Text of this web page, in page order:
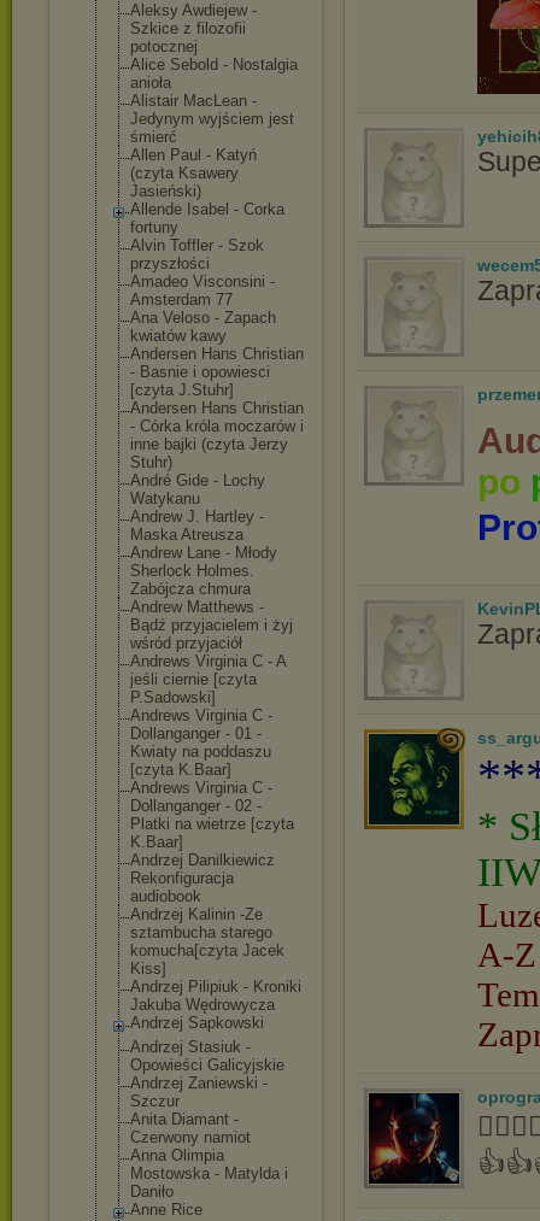
Aleksy Awdiejew -
Szkice z filozofii
potocznej
Alice Sebold - Nostalgia
anioła
Alistair MacLean -
Jedynym wyjściem jest
śmierć
Allen Paul - Katyń
(czyta Ksawery
Jasieński)
Allende Isabel - Corka
fortuny
Alvin Toffler - Szok
przyszłości
Amadeo Visconsini -
Amsterdam 77
Ana Veloso - Zapach
kwiatów kawy
Andersen Hans Christian
- Basnie i opowiesci
[czyta J.Stuhr]
Andersen Hans Christian
- Córka króla moczarów i
inne bajki (czyta Jerzy
Stuhr)
André Gide - Lochy
Watykanu
Andrew J. Hartley -
Maska Atreusza
Andrew Lane - Młody
Sherlock Holmes.
Zabójcza chmura
Andrew Matthews -
Bądź przyjacielem i żyj
wśród przyjaciół
Andrews Virginia C - A
jeśli ciernie [czyta
P.Sadowski]
Andrews Virginia C -
Dollanganger - 01 -
Kwiaty na poddaszu
[czyta K.Baar]
Andrews Virginia C -
Dollanganger - 02 -
Platki na wietrze [czyta
K.Baar]
Andrzej Danilkiewicz
Rekonfiguracja
audiobook
Andrzej Kalinin -Ze
sztambucha starego
komucha[czyta Jacek
Kiss]
Andrzej Pilipiuk - Kroniki
Jakuba Wędrowycza
Andrzej Sapkowski
Andrzej Stasiuk -
Opowieści Galicyjskie
Andrzej Zaniewski -
Szczur
Anita Diamant -
Czerwony namiot
Anna Olimpia
Mostowska - Matylda i
Daniło
Anne Rice
po
*
A-